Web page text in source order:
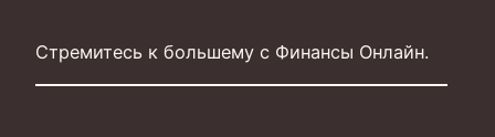
Стремитесь к большему с Финансы Онлайн.